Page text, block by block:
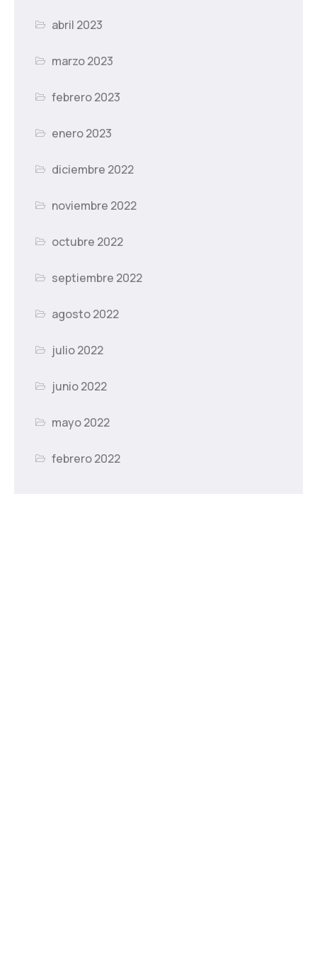
abril 2023
marzo 2023
febrero 2023
enero 2023
diciembre 2022
noviembre 2022
octubre 2022
septiembre 2022
agosto 2022
julio 2022
junio 2022
mayo 2022
febrero 2022